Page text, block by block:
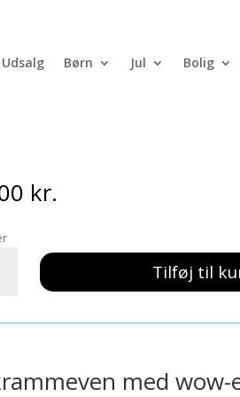
Udsalg Børn Jul Bolig
kr.
Tilføj til
med